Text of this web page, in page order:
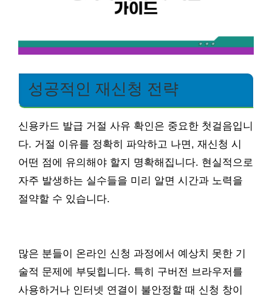
성공적인 재신청 전략
신용카드 발급 거절 사유 확인은 중요한 첫걸음입니
다. 거절 이유를 정확히 파악하고 나면, 재신청 시
어떤 점에 유의해야 할지 명확해집니다. 현실적으로
자주 발생하는 실수들을 미리 알면 시간과 노력을
절약할 수 있습니다.
많은 분들이 온라인 신청 과정에서 예상치 못한 기
술적 문제에 부딪힙니다. 특히 구버전 브라우저를
사용하거나 인터넷 연결이 불안정할 때 신청 창이